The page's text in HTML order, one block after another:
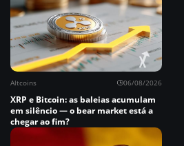
Altcoins 06/08/2026
XRP e Bitcoin: as baleias acumulam
em silêncio — o bear market está a
chegar ao fim?